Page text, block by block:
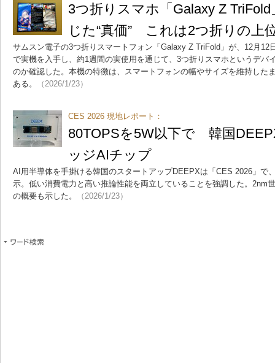
3つ折りスマホ「Galaxy Z
じた“真価” これは2つ折りの上
サムスン電子の3つ折りスマートフォン「Galaxy Z TriFold」が、12月12
で実機を入手し、約1週間の実使用を通じて、3つ折りスマホというデバ
のか確認した。本機の特徴は、スマートフォンの幅やサイズを維持した
ある。
（2026/1/23）
CES 2026 現地レポート：
80TOPSを5W以下で 韓国
ッジAIチップ
AI用半導体を手掛ける韓国のスタートアップDEEPXは「CES 2026」で
示。低い消費電力と高い推論性能を両立していることを強調した。2nm
の概要も示した。
（2026/1/23）